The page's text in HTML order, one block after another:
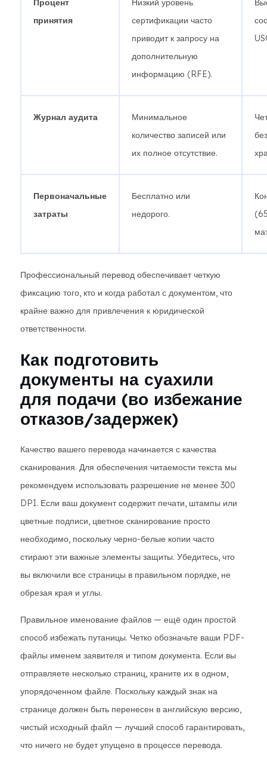
Процент
принятия
Низкий уровень
сертификации часто
приводит к запросу на
дополнительную
информацию (RFE).
Журнал аудита
Минимальное
количество записей или
их полное отсутствие.
Первоначальные
затраты
Бесплатно или
недорого.
Профессиональный перевод обеспечивает четкую
фиксацию того, кто и когда работал с документом, что
крайне важно для привлечения к юридической
ответственности.
Как подготовить
документы на суахили
для подачи (во избежание
отказов/задержек)
Качество вашего перевода начинается с качества
сканирования. Для обеспечения читаемости текста мы
рекомендуем использовать разрешение не менее 300
DPI. Если ваш документ содержит печати, штампы или
цветные подписи, цветное сканирование просто
необходимо, поскольку черно-белые копии часто
стирают эти важные элементы защиты. Убедитесь, что
вы включили все страницы в правильном порядке, не
обрезая края и углы.
Правильное именование файлов — ещё один простой
способ избежать путаницы. Четко обозначьте ваши PDF-
файлы именем заявителя и типом документа. Если вы
отправляете несколько страниц, храните их в одном,
упорядоченном файле. Поскольку каждый знак на
странице должен быть перенесен в английскую версию,
чистый исходный файл — лучший способ гарантировать,
что ничего не будет упущено в процессе перевода.